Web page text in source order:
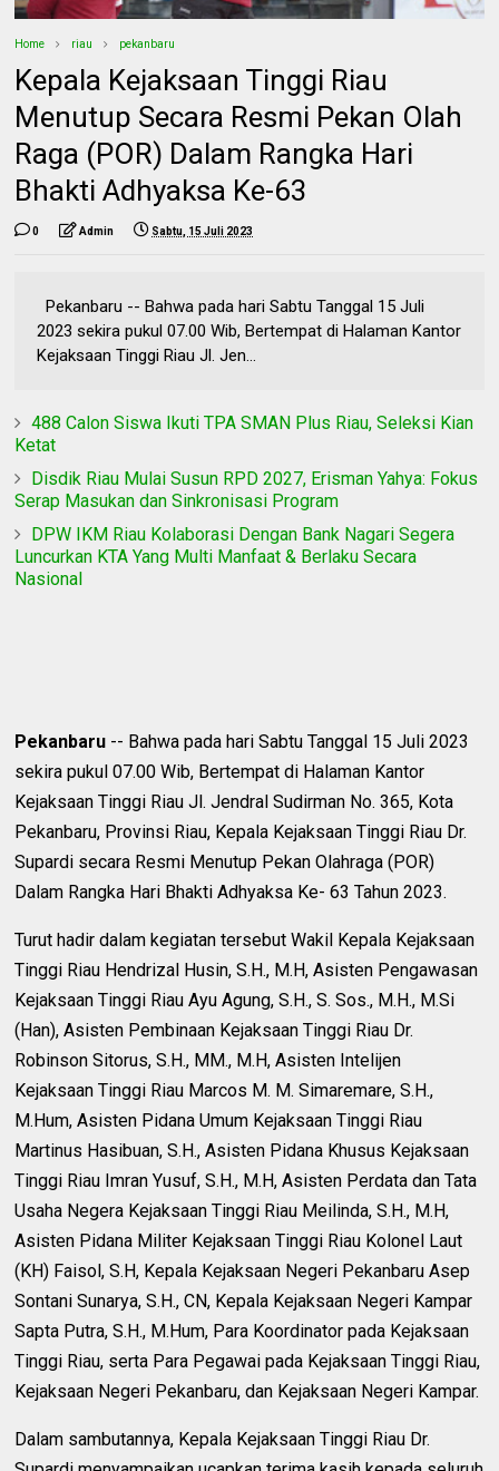
Home riau pekanbaru
Kepala Kejaksaan Tinggi Riau
Menutup Secara Resmi Pekan Olah
Raga (POR) Dalam Rangka Hari
Bhakti Adhyaksa Ke-63
0 Admin Sabtu, 15 Juli 2023
Pekanbaru -- Bahwa pada hari Sabtu Tanggal 15 Juli
2023 sekira pukul 07.00 Wib, Bertempat di Halaman Kantor
Kejaksaan Tinggi Riau Jl. Jen...
488 Calon Siswa Ikuti TPA SMAN Plus Riau, Seleksi Kian
Ketat
Disdik Riau Mulai Susun RPD 2027, Erisman Yahya: Fokus
Serap Masukan dan Sinkronisasi Program
DPW IKM Riau Kolaborasi Dengan Bank Nagari Segera
Luncurkan KTA Yang Multi Manfaat & Berlaku Secara
Nasional
Pekanbaru -- Bahwa pada hari Sabtu Tanggal 15 Juli 2023
sekira pukul 07.00 Wib, Bertempat di Halaman Kantor
Kejaksaan Tinggi Riau Jl. Jendral Sudirman No. 365, Kota
Pekanbaru, Provinsi Riau, Kepala Kejaksaan Tinggi Riau Dr.
Supardi secara Resmi Menutup Pekan Olahraga (POR)
Dalam Rangka Hari Bhakti Adhyaksa Ke- 63 Tahun 2023.
Turut hadir dalam kegiatan tersebut Wakil Kepala Kejaksaan
Tinggi Riau Hendrizal Husin, S.H., M.H, Asisten Pengawasan
Kejaksaan Tinggi Riau Ayu Agung, S.H., S. Sos., M.H., M.Si
(Han), Asisten Pembinaan Kejaksaan Tinggi Riau Dr.
Robinson Sitorus, S.H., MM., M.H, Asisten Intelijen
Kejaksaan Tinggi Riau Marcos M. M. Simaremare, S.H.,
M.Hum, Asisten Pidana Umum Kejaksaan Tinggi Riau
Martinus Hasibuan, S.H., Asisten Pidana Khusus Kejaksaan
Tinggi Riau Imran Yusuf, S.H., M.H, Asisten Perdata dan Tata
Usaha Negera Kejaksaan Tinggi Riau Meilinda, S.H., M.H,
Asisten Pidana Militer Kejaksaan Tinggi Riau Kolonel Laut
(KH) Faisol, S.H, Kepala Kejaksaan Negeri Pekanbaru Asep
Sontani Sunarya, S.H., CN, Kepala Kejaksaan Negeri Kampar
Sapta Putra, S.H., M.Hum, Para Koordinator pada Kejaksaan
Tinggi Riau, serta Para Pegawai pada Kejaksaan Tinggi Riau,
Kejaksaan Negeri Pekanbaru, dan Kejaksaan Negeri Kampar.
Dalam sambutannya, Kepala Kejaksaan Tinggi Riau Dr.